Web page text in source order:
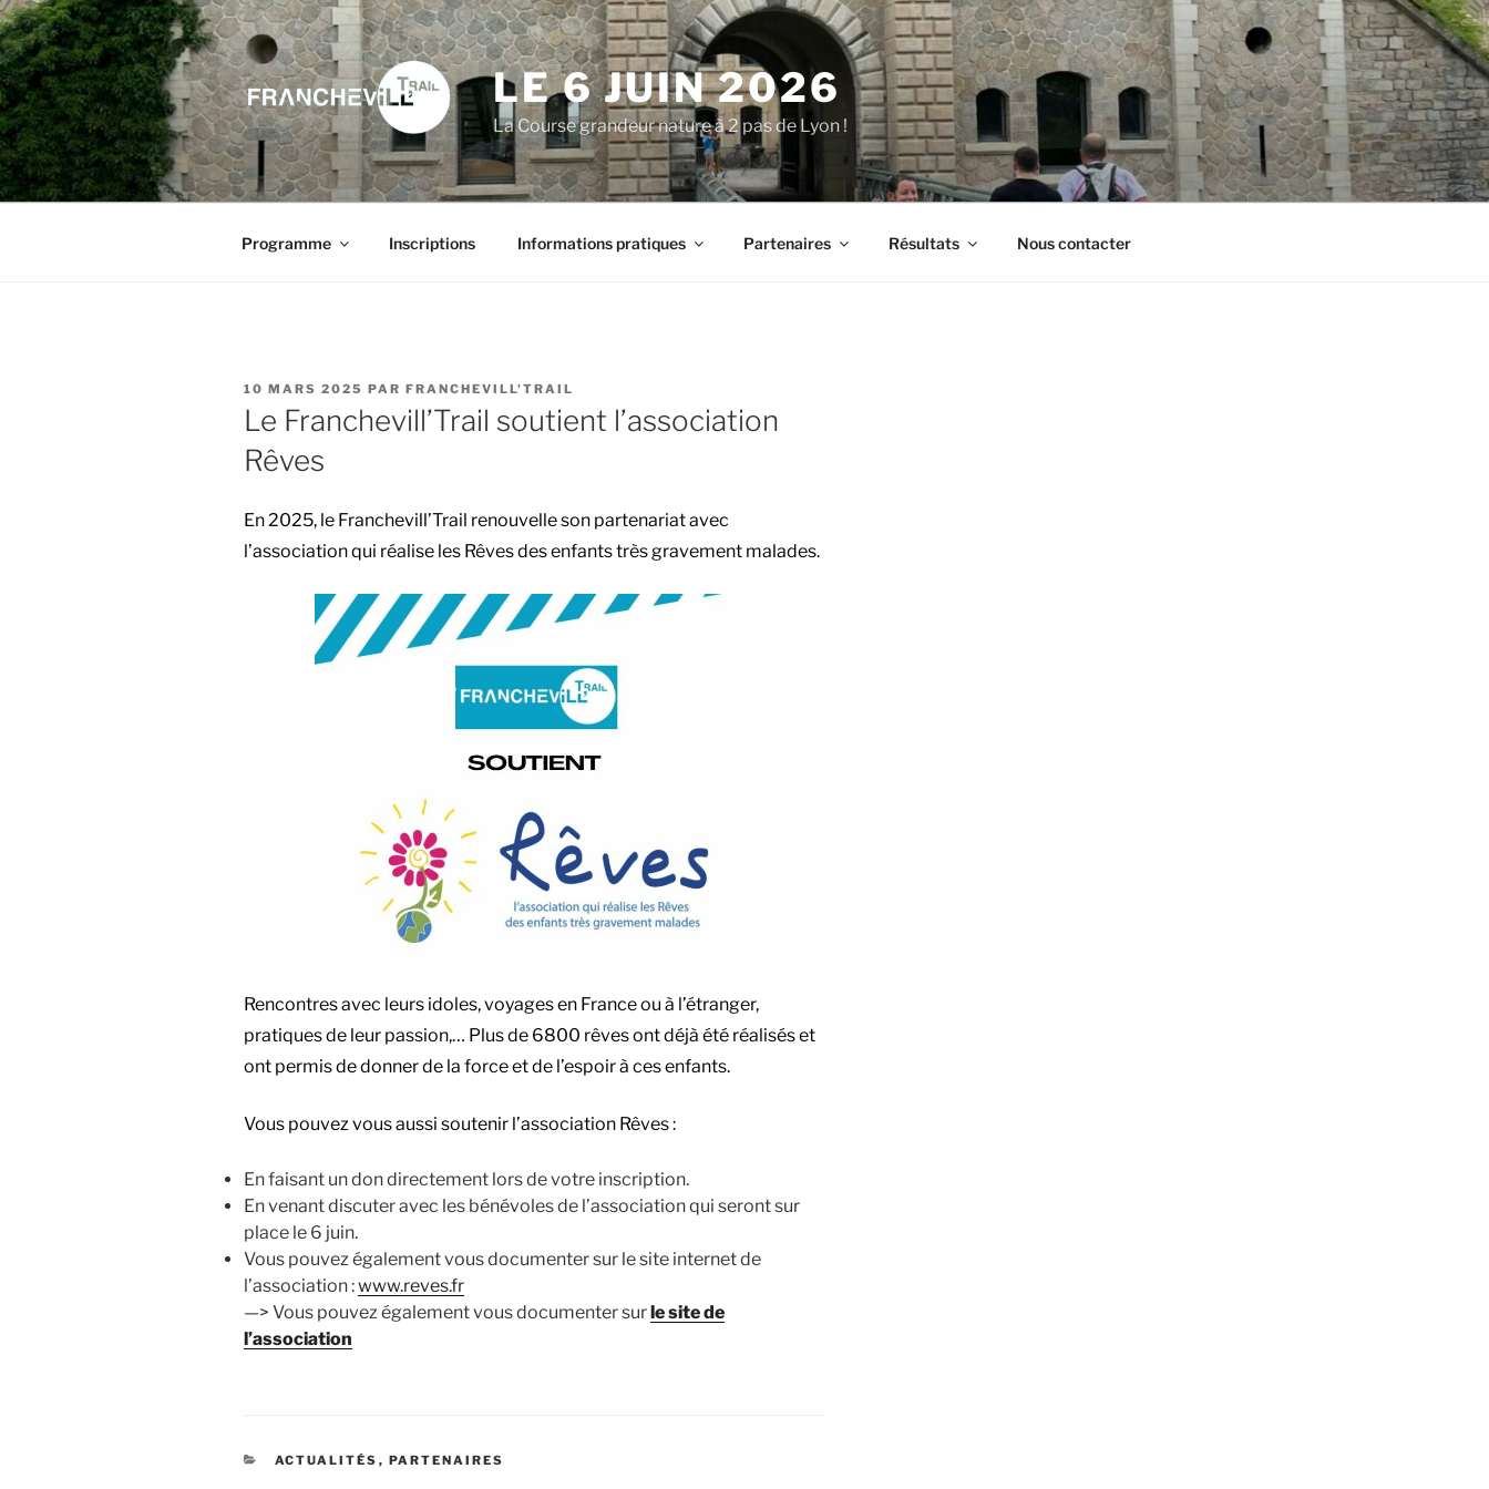
Aller
au
contenu
principal
LE 6 JUIN 2026
La Course grandeur nature à 2 pas de Lyon !
Programme Inscriptions Informations pratiques Partenaires Résultats Nous contacter
PUBLIÉ
LE
10 MARS 2025 PAR FRANCHEVILL'TRAIL
Le Franchevill’Trail soutient l’association
Rêves
En 2025, le Franchevill’Trail renouvelle son partenariat avec
l’association qui réalise les Rêves des enfants très gravement malades.
Rencontres avec leurs idoles, voyages en France ou à l’étranger,
pratiques de leur passion,… Plus de 6800 rêves ont déjà été réalisés et
ont permis de donner de la force et de l’espoir à ces enfants.
Vous pouvez vous aussi soutenir l’association Rêves :
En faisant un don directement lors de votre inscription.
En venant discuter avec les bénévoles de l’association qui seront sur
place le 6 juin.
Vous pouvez également vous documenter sur le site internet de
l’association :www.reves.fr
—> Vous pouvez également vous documenter sur le site de
l’association
CATÉGORIES
ACTUALITÉS , PARTENAIRES